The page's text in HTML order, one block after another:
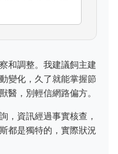
和調整。我建議飼主建
變化，久了就能掌握節
醫，別輕信網路偏方。
，資訊經過事實核查，
都是獨特的，實際狀況